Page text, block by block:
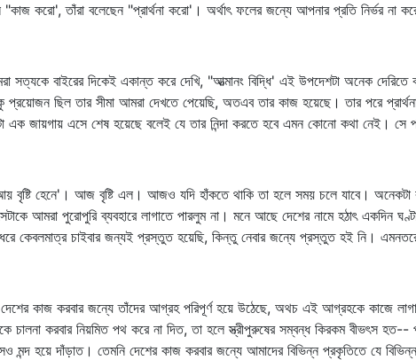
করো', তাঁরা বলেছেন "প্রার্থনা করো'। অর্থাৎ ফলের জন্যে আপনার প্রতি নির্ভর না
সত্যকে বাইরের দিকেই একান্ত করে দেখি, "আত্মানং বিদ্ধি' এই উপদেশটা অনেক
প্রয়োজন ছিল তার সীমা আমরা দেখতে পেয়েছি, অতএব তার কাজ হয়েছে। তার পরে
জায়গায় এসে শেষ হয়েছে বলেই যে তার নিন্দা করতে হবে এমন কোনো কথা নেই। সে
বৃষ্টি হেনে'। আজ বৃষ্টি এল। আজও যদি হাঁকতে থাকি তা হলে সময় চলে যাবে। অনেকটা
আমরা পুরোপুরি ব্যবহারে লাগাতে পারলুম না। মনে আছে দেশের নামে হঠাৎ একদিন
কেবলমাত্র চাইবার জন্যই প্রস্তুত হয়েছি, কিন্তু নেবার জন্যে প্রস্তুত হই নি।
কাজ করবার জন্যে তাঁদের আগ্রহ পরিপূর্ণ হয়ে উঠেছে, অথচ এই আগ্রহকে কাজে
চালনা করবার নিয়মিত পথ করে না দিত, তা হলে স্ত্রীপুরুষের সম্বন্ধ কিরকম বীভৎস হত--
হয়ে দাঁড়াত। তেমনি দেশের কাজ করবার জন্যে আমাদের বিভিন্ন প্রকৃতিতে যে